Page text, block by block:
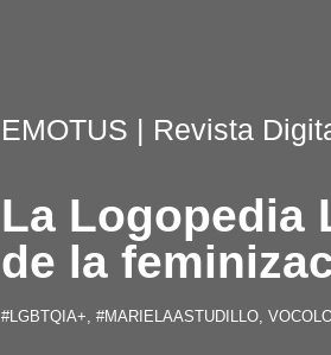
EMOTUS | Revista
La Logopedia
de la
#LGBTQIA+,#MARIELAASTUDILLO,